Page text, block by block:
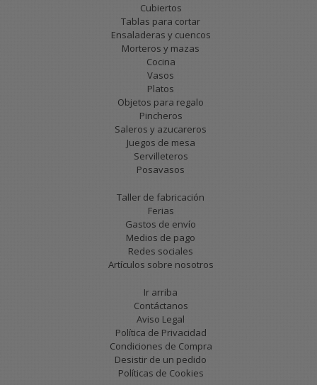
Cubiertos
Tablas para cortar
Ensaladeras y cuencos
Morteros y mazas
Cocina
Vasos
Platos
Objetos para regalo
Pincheros
Saleros y azucareros
Juegos de mesa
Servilleteros
Posavasos
Taller de fabricación
Ferias
Gastos de envío
Medios de pago
Redes sociales
Artículos sobre nosotros
Ir arriba
Contáctanos
Aviso Legal
Política de Privacidad
Condiciones de Compra
Desistir de un pedido
Políticas de Cookies